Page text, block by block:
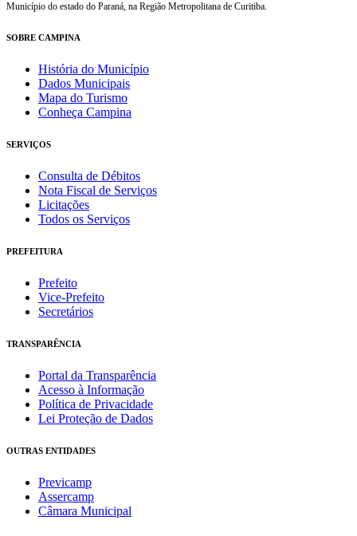
Município do estado do Paraná, na Região Metropolitana de Curitiba.
SOBRE CAMPINA
História do Município
Dados Municipais
Mapa do Turismo
Conheça Campina
SERVIÇOS
Consulta de Débitos
Nota Fiscal de Serviços
Licitações
Todos os Serviços
PREFEITURA
Prefeito
Vice-Prefeito
Secretários
TRANSPARÊNCIA
Portal da Transparência
Acesso à Informação
Política de Privacidade
Lei Proteção de Dados
OUTRAS ENTIDADES
Previcamp
Assercamp
Câmara Municipal